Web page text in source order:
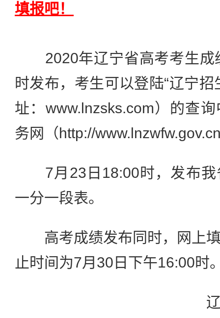
填报吧！
2020年辽宁省高考考生成
时发布，考生可以登陆“辽宁
址：www.lnzsks.com）的查
务网（http://
7月23日18:00时，发布我
一分一段表。
高考成绩发布同时，网上填
止时间为7月30日下午16:00时
辽